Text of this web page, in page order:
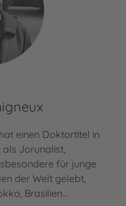
einen Doktortitel in
als Jorunalist,
für junge
der Welt gelebt,
Brasilien…